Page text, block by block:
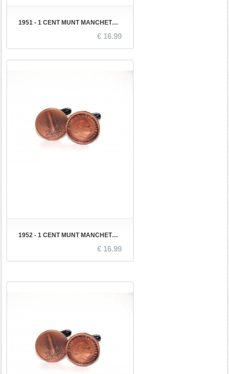
1951 - 1 CENT MUNT MANCHETKNOPEN
€ 16.99
1952 - 1 CENT MUNT MANCHETKNOPEN
€ 16.99